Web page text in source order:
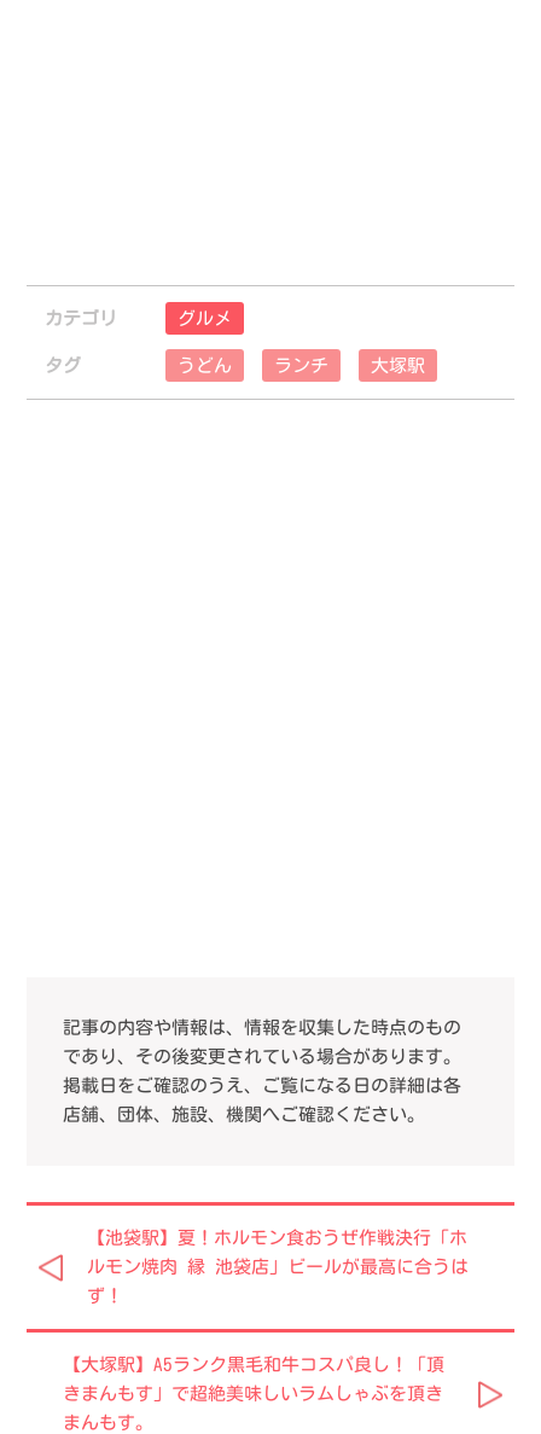
カテゴリ グルメ
タグ うどん ランチ 大塚駅
記事の内容や情報は、情報を収集した時点のもの
であり、その後変更されている場合があります。
掲載日をご確認のうえ、ご覧になる日の詳細は各
店舗、団体、施設、機関へご確認ください。
【池袋駅】夏！ホルモン食おうぜ作戦決行「ホ
ルモン焼肉 縁 池袋店」ビールが最高に合うは
ず！
【大塚駅】A5ランク黒毛和牛コスパ良し！「頂
きまんもす」で超絶美味しいラムしゃぶを頂き
まんもす。